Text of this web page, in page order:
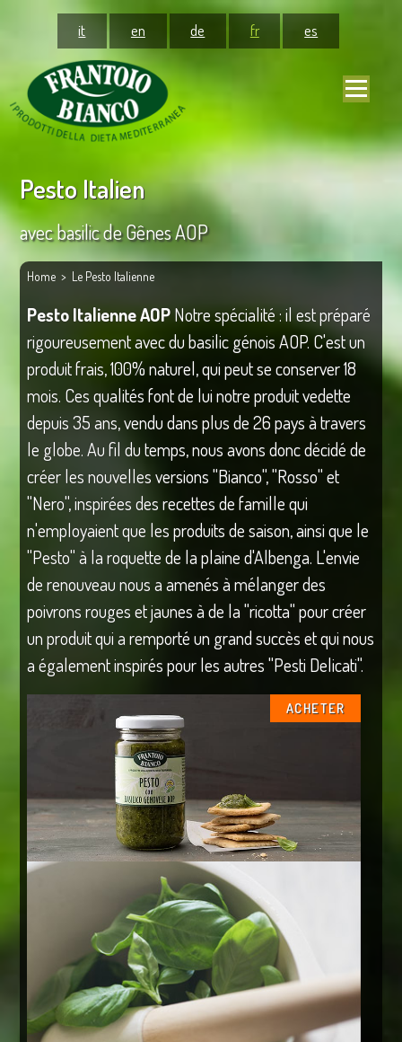
it en de fr es
Pesto Italien
avec basilic de Gênes AOP
Home > Le Pesto Italienne
Pesto Italienne AOPNotre spécialité : il est préparé
rigoureusement avec du basilic génois AOP. C'est un
produit frais, 100% naturel, qui peut se conserver 18
mois. Ces qualités font de lui notre produit vedette
depuis 35 ans, vendu dans plus de 26 pays à travers
le globe. Au fil du temps, nous avons donc décidé de
créer les nouvelles versions "Bianco", "Rosso" et
"Nero", inspirées des recettes de famille qui
n'employaient que les produits de saison, ainsi que le
"Pesto" à la roquette de la plaine d'Albenga. L'envie
de renouveau nous a amenés à mélanger des
poivrons rouges et jaunes à de la "ricotta" pour créer
un produit qui a remporté un grand succès et qui nous
a également inspirés pour les autres "Pesti Delicati".
ACHETER